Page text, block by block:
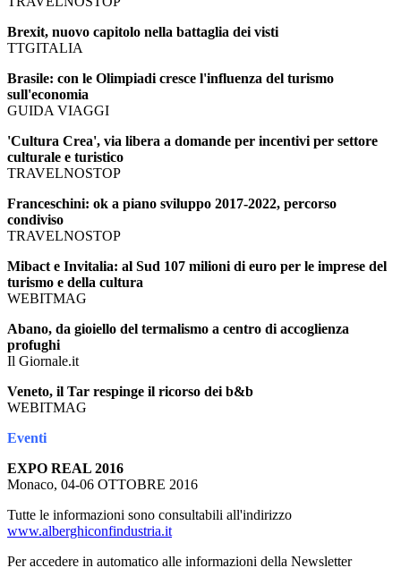
Brexit, nuovo capitolo nella battaglia dei visti
TTGITALIA
Brasile: con le Olimpiadi cresce l'influenza del turismo
sull'economia
GUIDA VIAGGI
'Cultura Crea', via libera a domande per incentivi per settore
culturale e turistico
TRAVELNOSTOP
Franceschini: ok a piano sviluppo 2017-2022, percorso
condiviso
TRAVELNOSTOP
Mibact e Invitalia: al Sud 107 milioni di euro per le imprese del
turismo e della cultura
WEBITMAG
Abano, da gioiello del termalismo a centro di accoglienza
profughi
Il Giornale.it
Veneto, il Tar respinge il ricorso dei b&b
WEBITMAG
Eventi
EXPO REAL 2016
Monaco, 04-06 OTTOBRE 2016
Tutte le informazioni sono consultabili all'indirizzo
www.alberghiconfindustria.it
Per accedere in automatico alle informazioni della Newsletter